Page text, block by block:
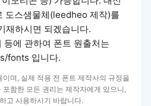
도스샘물체(leedheo 제작)를
재하시면 되겠습니다.
에 관하여 폰트 원출처는
fonts 입니다.
며, 실제 적용 전 폰트 제작사의 규정을
함한 모든 권리는 제작자에게 있으니,
고 사용하시기 바랍니다.